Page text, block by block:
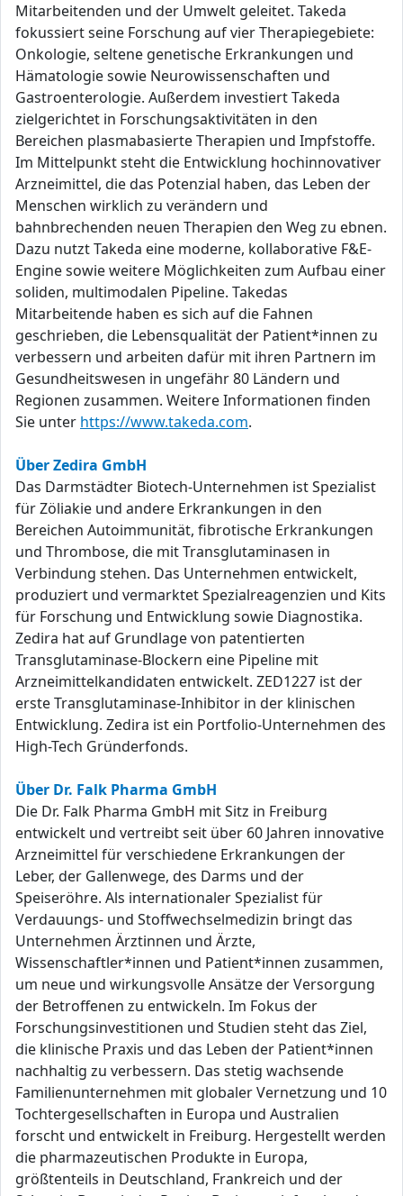
Mitarbeitenden und der Umwelt geleitet. Takeda
fokussiert seine Forschung auf vier Therapiegebiete:
Onkologie, seltene genetische Erkrankungen und
Hämatologie sowie Neurowissenschaften und
Gastroenterologie. Außerdem investiert Takeda
zielgerichtet in Forschungsaktivitäten in den
Bereichen plasmabasierte Therapien und Impfstoffe.
Im Mittelpunkt steht die Entwicklung hochinnovativer
Arzneimittel, die das Potenzial haben, das Leben der
Menschen wirklich zu verändern und
bahnbrechenden neuen Therapien den Weg zu ebnen.
Dazu nutzt Takeda eine moderne, kollaborative F&E-
Engine sowie weitere Möglichkeiten zum Aufbau einer
soliden, multimodalen Pipeline. Takedas
Mitarbeitende haben es sich auf die Fahnen
geschrieben, die Lebensqualität der Patient*innen zu
verbessern und arbeiten dafür mit ihren Partnern im
Gesundheitswesen in ungefähr 80 Ländern und
Regionen zusammen. Weitere Informationen finden
Sie unter https://www.takeda.com.
Über Zedira GmbH
Das Darmstädter Biotech-Unternehmen ist Spezialist
für Zöliakie und andere Erkrankungen in den
Bereichen Autoimmunität, fibrotische Erkrankungen
und Thrombose, die mit Transglutaminasen in
Verbindung stehen. Das Unternehmen entwickelt,
produziert und vermarktet Spezialreagenzien und Kits
für Forschung und Entwicklung sowie Diagnostika.
Zedira hat auf Grundlage von patentierten
Transglutaminase-Blockern eine Pipeline mit
Arzneimittelkandidaten entwickelt. ZED1227 ist der
erste Transglutaminase-Inhibitor in der klinischen
Entwicklung. Zedira ist ein Portfolio-Unternehmen des
High-Tech Gründerfonds.
Über Dr. Falk Pharma GmbH
Die Dr. Falk Pharma GmbH mit Sitz in Freiburg
entwickelt und vertreibt seit über 60 Jahren innovative
Arzneimittel für verschiedene Erkrankungen der
Leber, der Gallenwege, des Darms und der
Speiseröhre. Als internationaler Spezialist für
Verdauungs- und Stoffwechselmedizin bringt das
Unternehmen Ärztinnen und Ärzte,
Wissenschaftler*innen und Patient*innen zusammen,
um neue und wirkungsvolle Ansätze der Versorgung
der Betroffenen zu entwickeln. Im Fokus der
Forschungsinvestitionen und Studien steht das Ziel,
die klinische Praxis und das Leben der Patient*innen
nachhaltig zu verbessern. Das stetig wachsende
Familienunternehmen mit globaler Vernetzung und 10
Tochtergesellschaften in Europa und Australien
forscht und entwickelt in Freiburg. Hergestellt werden
die pharmazeutischen Produkte in Europa,
größtenteils in Deutschland, Frankreich und der